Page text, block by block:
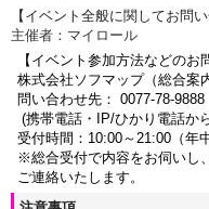
【 イベント全般に関してお問い
主催者：マイロール
【イベント参加方法などのお
株式会社ソフマップ（総合案内
問い合わせ先： 0077-78-9888
(携帯電話・IP/ひかり電話か
受付時間：10:00～21:00（年
※総合受付で内容をお伺いし
ご連絡いたします。